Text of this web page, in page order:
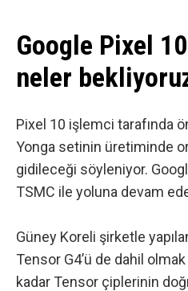
Google Pixel
neler
Pixel 10 işlemci tarafında
Yonga setinin üretiminde
gidileceği söyleniyor.
TSMC ile yoluna devam
Güney Koreli şirketle
Tensor G4’ü de dahil
kadar Tensor çiplerinin